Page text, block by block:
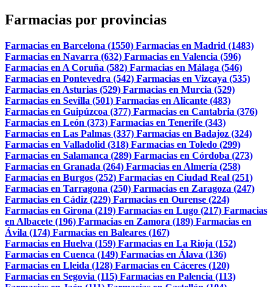
Farmacias por provincias
Farmacias en Barcelona (1550) Farmacias en Madrid (1483)
Farmacias en Navarra (632) Farmacias en Valencia (596)
Farmacias en A Coruña (582) Farmacias en Málaga (546)
Farmacias en Pontevedra (542) Farmacias en Vizcaya (535)
Farmacias en Asturias (529) Farmacias en Murcia (529)
Farmacias en Sevilla (501) Farmacias en Alicante (483)
Farmacias en Guipúzcoa (377) Farmacias en Cantabria (376)
Farmacias en León (373) Farmacias en Tenerife (343)
Farmacias en Las Palmas (337) Farmacias en Badajoz (324)
Farmacias en Valladolid (318) Farmacias en Toledo (299)
Farmacias en Salamanca (289) Farmacias en Córdoba (273)
Farmacias en Granada (264) Farmacias en Almería (258)
Farmacias en Burgos (252) Farmacias en Ciudad Real (251)
Farmacias en Tarragona (250) Farmacias en Zaragoza (247)
Farmacias en Cádiz (229) Farmacias en Ourense (224)
Farmacias en Girona (219) Farmacias en Lugo (217) Farmacias
en Albacete (196) Farmacias en Zamora (189) Farmacias en
Ávila (174) Farmacias en Baleares (167)
Farmacias en Huelva (159) Farmacias en La Rioja (152)
Farmacias en Cuenca (149) Farmacias en Álava (136)
Farmacias en Lleida (128) Farmacias en Cáceres (120)
Farmacias en Segovia (115) Farmacias en Palencia (113)